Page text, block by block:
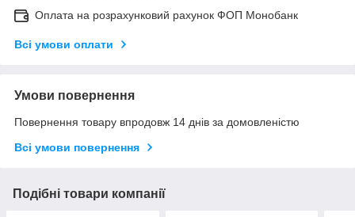
Оплата на розрахунковий рахунок ФОП Монобанк
Всі умови оплати
Умови повернення
Повернення товару впродовж 14 днів за домовленістю
Всі умови повернення
Подібні товари компанії